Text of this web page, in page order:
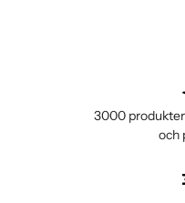
3000
och